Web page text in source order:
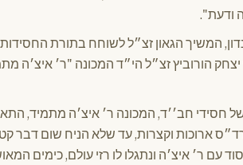
ודעת".
המשיך הגאון זצ״ל לשוחח בתורת החסידות
יצחק הורוביץ זצ״ל הי״ד המכונה "ר׳ איצ׳ה
חסידי חב׳׳ד, המכונה ר׳ איצ׳ה מתמיד,
ארוכות וקצרות, עד שלא הניח שום דבר
עם ר׳ איצ׳ה ונתגלו לו רזי עולם, כימים